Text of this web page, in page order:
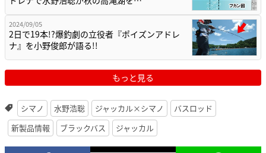
2024/09/05
2日で19本!?爆釣劇の立役者『ポイズンアドレ
ナ』を小野俊郎が語る!!
もっと見る
シマノ 水野浩聡 ジャッカル×シマノ
バスロッド
新製品情報
ブラックバス ジャッカル